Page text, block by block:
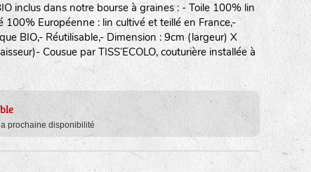
inclus dans notre bourse à graines : - Toile 100% lin
100% Européenne : lin cultivé et teillé en France,-
BIO,- Réutilisable,- Dimension : 9cm (largeur) X
Cousue par TISS’ECOLO, couturière installée à
prochaine disponibilité